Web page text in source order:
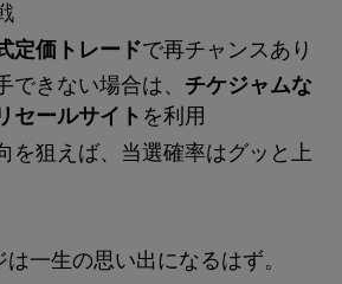
定価トレードで再チャンスあり
できない場合は、 チケジャムな
セールサイト を利用
を狙えば、当選確率はグッと上
一生の思い出になるはず。